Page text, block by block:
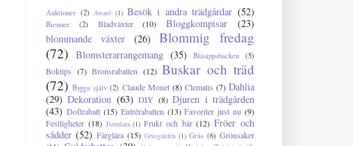
Auktioner (2) Award (1) Besök i andra trädgårdar (52)
Bienner (2) Bladväxter (10) Bloggkompisar
(23)
blommande växter
(26)
Blommig fredag
(72) Blomsterarrangemang (35) Blåsippsbacken (5)
Boktips (7) Bronsrabatten (12) Buskar och träd
(72) Bygga själv (2) Claude Monet (8) Clematis (7) Dahlia
(29) Dekoration (63) DIY (8) Djuren i trädgården
(43) Doftrabatt (15) Entrérabatten (13) Favoriter just nu (9)
Festligheter (18) Formlära (1) Frukt och bär (12) Fröer och
sådder (52) Färglära (15) Grusgården (1) Gräs (6) Grönsaker